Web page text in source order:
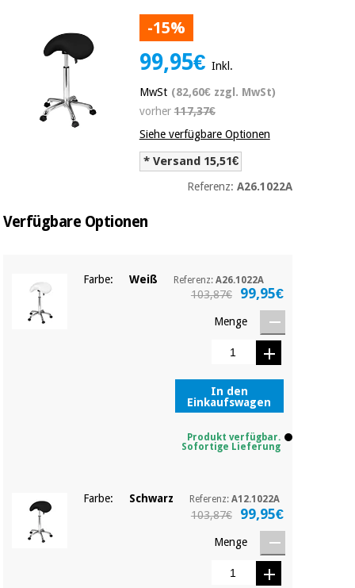
Angebote
Outlet
chinesische
medizin
für
coronaviren
fitness
pilates
Orthopädie
Chirurgische
Nachricht
Angebote
Academy
Traditionelle
medizin
Therapeutische
Essentielles
schutzmaterial
-15%
99,95€ Inkl.
MwSt (82,60€ zzgl. MwSt)
vorher117,37€
Siehe verfügbare Optionen
* Versand 15,51€
Referenz: A26.1022A
Verfügbare Optionen
Farbe: Weiß Referenz:A26.1022A
103,87€ 99,95€
Menge
In den
Einkaufswagen
Produkt verfügbar.
Sofortige Lieferung
Farbe: Schwarz Referenz:A12.1022A
103,87€ 99,95€
Menge